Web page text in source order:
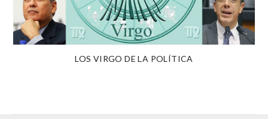
LOS VIRGO DE LA POLÍTICA